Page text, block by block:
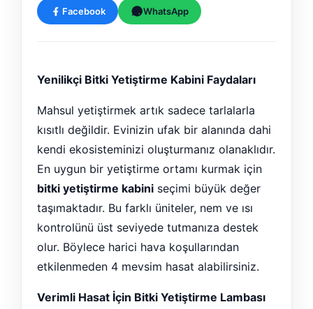
Facebook WhatsApp
Yenilikçi Bitki Yetiştirme Kabini Faydaları
Mahsul yetiştirmek artık sadece tarlalarla
kısıtlı değildir. Evinizin ufak bir alanında dahi
kendi ekosisteminizi oluşturmanız olanaklıdır.
En uygun bir yetiştirme ortamı kurmak için
bitki yetiştirme kabini seçimi büyük değer
taşımaktadır. Bu farklı üniteler, nem ve ısı
kontrolünü üst seviyede tutmanıza destek
olur. Böylece harici hava koşullarından
etkilenmeden 4 mevsim hasat alabilirsiniz.
Verimli Hasat İçin Bitki Yetiştirme Lambası